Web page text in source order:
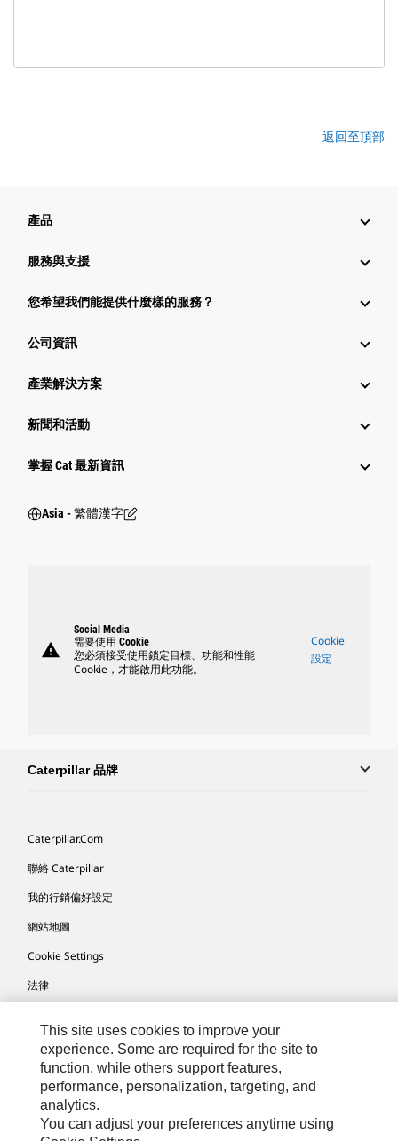
返回至頂部
產品
服務與支援
您希望我們能提供什麼樣的服務？
公司資訊
產業解決方案
新聞和活動
掌握 Cat 最新資訊
Asia - 繁體漢字
warning
Social Media
需要使用 Cookie
您必須接受使用鎖定目標、功能和性能
Cookie，才能啟用此功能。
Cookie
設定
Caterpillar 品牌
Caterpillar.com
聯絡 Caterpillar
我的行銷偏好設定
網站地圖
Cookie Settings
法律
關於 Cat
TW - Chinese© 2026 Caterpillar. All Rights Reserved.
This site uses cookies to improve your
experience. Some are required for the site to
function, while others support features,
performance, personalization, targeting, and
analytics.
You can adjust your preferences anytime using